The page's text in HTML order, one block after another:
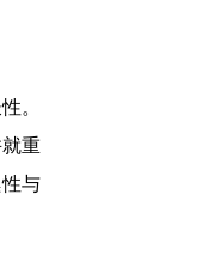
。
重
与